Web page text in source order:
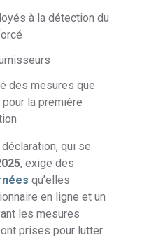
à la détection du
des mesures que
la première
qui se
, exige des
qu’elles
en ligne et un
les mesures
prises pour lutter